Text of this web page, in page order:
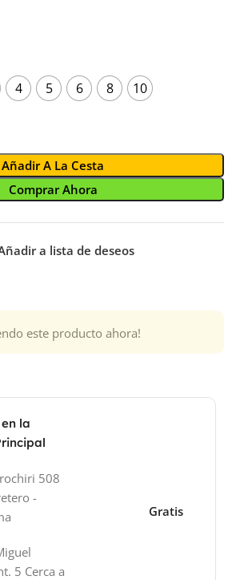
4 5 6 8 10
Añadir A La Cesta
Comprar Ahora
a lista de deseos
este producto ahora!
la
508
-
5 Cerca a
Gratis